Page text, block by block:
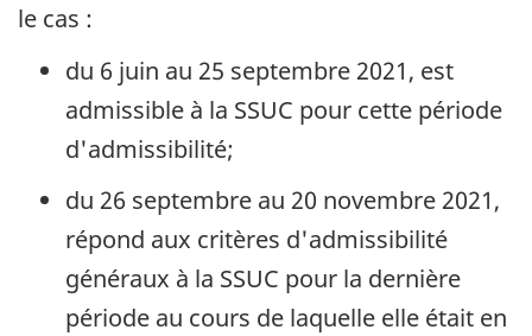
le cas :
du 6 juin au 25 septembre 2021, est
admissible à la SSUC pour cette période
d'admissibilité;
du 26 septembre au 20 novembre 2021,
répond aux critères d'admissibilité
généraux à la SSUC pour la dernière
période au cours de laquelle elle était en